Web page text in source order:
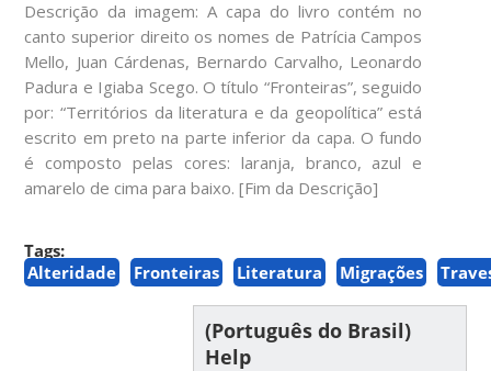
Descrição da imagem: A capa do livro contém no
canto superior direito os nomes de Patrícia Campos
Mello, Juan Cárdenas, Bernardo Carvalho, Leonardo
Padura e Igiaba Scego. O título “Fronteiras”, seguido
por: “Territórios da literatura e da geopolítica” está
escrito em preto na parte inferior da capa. O fundo
é composto pelas cores: laranja, branco, azul e
amarelo de cima para baixo. [Fim da Descrição]
Tags:
Alteridade
Fronteiras Literatura Migrações
(Português do Brasil)
Help